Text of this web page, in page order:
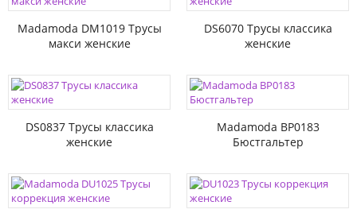
Madamoda DM1019 Трусы
макси женские
DS6070 Трусы классика
женские
DS0837 Трусы классика
женские
Madamoda BP0183
Бюстгальтер